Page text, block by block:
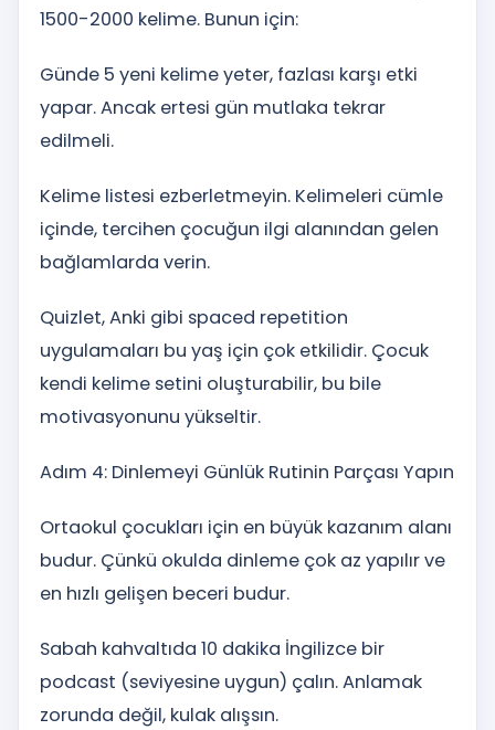
1500-2000 kelime. Bunun için:
Günde 5 yeni kelime yeter, fazlası karşı etki
yapar. Ancak ertesi gün mutlaka tekrar
edilmeli.
Kelime listesi ezberletmeyin. Kelimeleri cümle
içinde, tercihen çocuğun ilgi alanından gelen
bağlamlarda verin.
Quizlet, Anki gibi spaced repetition
uygulamaları bu yaş için çok etkilidir. Çocuk
kendi kelime setini oluşturabilir, bu bile
motivasyonunu yükseltir.
Adım 4: Dinlemeyi Günlük Rutinin Parçası Yapın
Ortaokul çocukları için en büyük kazanım alanı
budur. Çünkü okulda dinleme çok az yapılır ve
en hızlı gelişen beceri budur.
Sabah kahvaltıda 10 dakika İngilizce bir
podcast (seviyesine uygun) çalın. Anlamak
zorunda değil, kulak alışsın.